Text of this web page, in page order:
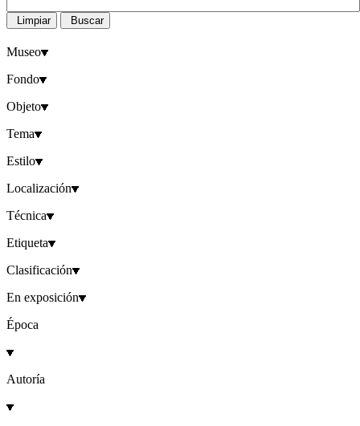
Limpiar Buscar
Museo
Fondo
Objeto
Tema
Estilo
Localización
Técnica
Etiqueta
Clasificación
En exposición
Época
Autoría